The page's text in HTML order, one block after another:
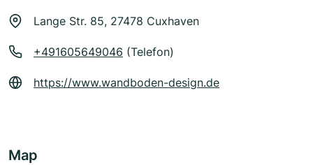
Lange Str. 85, 27478 Cuxhaven
+491605649046 (Telefon)
https://www.wandboden-design.de
Map